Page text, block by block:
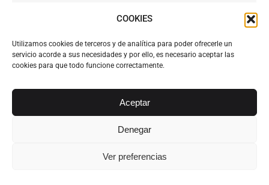
COOKIES
Utilizamos cookies de terceros y de analítica para poder ofrecerle un
servicio acorde a sus necesidades y por ello, es necesario aceptar las
cookies para que todo funcione correctamente.
Aceptar
Denegar
Ver preferencias
Actualidad Legal PorAlvarez Abogados Tenerife
2 diciembre, 2015
Morosidad, que engloba a 1,5 millones de
empresas y a 4 millones de trabajadores, lidera
plazos de pago de la deuda comercial se adecúen